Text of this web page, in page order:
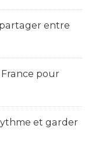
partager entre
pour
et garder